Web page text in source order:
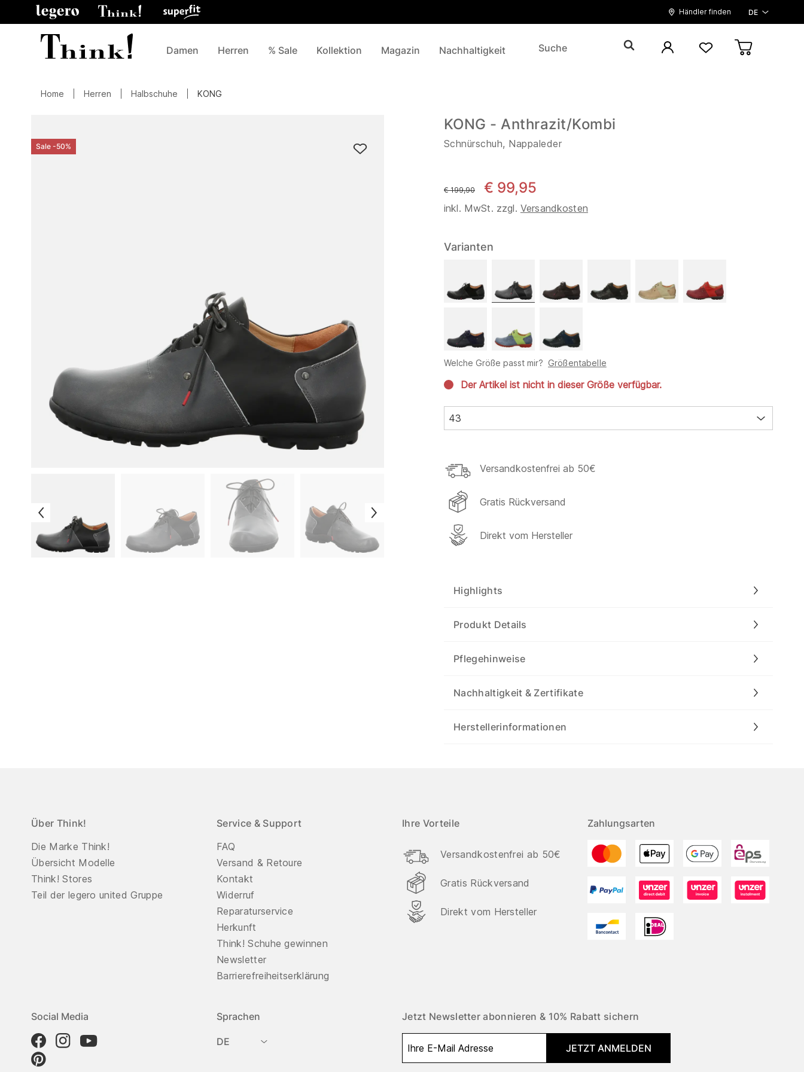
Händler finden DE
Damen Herren % Sale Kollektion Magazin Nachhaltigkeit
Home Herren Halbschuhe KONG
Sale -50%
KONG - Anthrazit/Kombi
Schnürschuh, Nappaleder
statt
€ 199,90 € 99,95
inkl. MwSt. zzgl. Versandkosten
Varianten
Welche Größe passt mir? Größentabelle
Der Artikel ist nicht in dieser Größe verfügbar.
43
Versandkostenfrei ab 50€
Gratis Rückversand
Direkt vom Hersteller
Highlights
Produkt Details
Pflegehinweise
Nachhaltigkeit & Zertifikate
Herstellerinformationen
Über Think!
Die Marke Think!
Übersicht Modelle
Think! Stores
Teil der legero united Gruppe
Service & Support
FAQ
Versand & Retoure
Kontakt
Widerruf
Reparaturservice
Herkunft
Think! Schuhe gewinnen
Newsletter
Barrierefreiheitserklärung
Ihre Vorteile
Versandkostenfrei ab 50€
Gratis Rückversand
Direkt vom Hersteller
Zahlungsarten
Social Media Sprachen
DE
Jetzt Newsletter abonnieren & 10% Rabatt sichern
JETZT ANMELDEN